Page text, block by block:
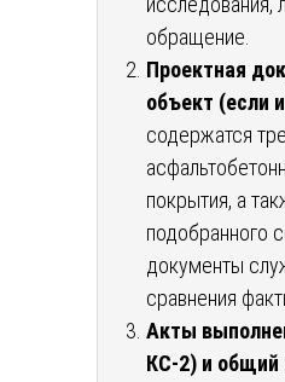
обращение.
Проектная
объект (если
содержатся
покрытия, а
подобранного
документы
сравнения
Акты
КС-2) и общий